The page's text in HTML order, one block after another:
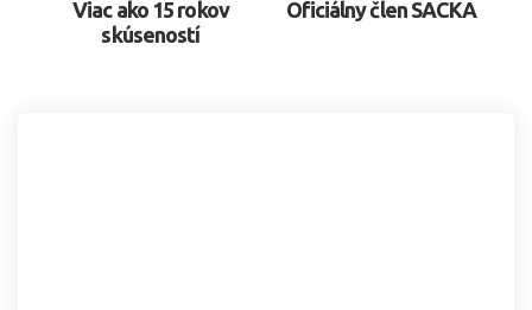
Viac ako 15 rokov
skúseností
Oficiálny člen SACKA